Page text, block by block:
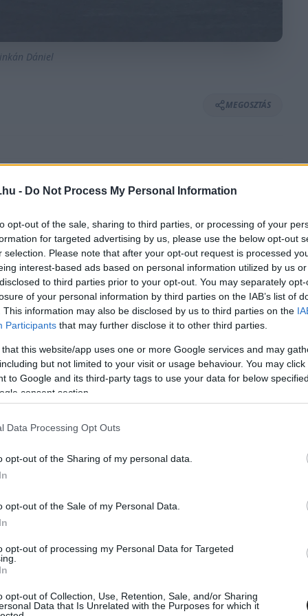
- Do Not Process My Personal Information
opt-out of the sale, sharing to third parties, or processing of your
for targeted advertising by us, please use the below opt-out
selection. Please note that after your opt-out request is processed
interest-based ads based on personal information utilized by us
to third parties prior to your opt-out. You may separately
of your personal information by third parties on the IAB’s list of
This information may also be disclosed by us to third parties on the
Participants that may further disclose it to other third parties.
that this website/app uses one or more Google services and may
but not limited to your visit or usage behaviour. You may
to Google and its third-party tags to use your data for below
consent section.
Data Processing Opt Outs
opt-out of the Sharing of my personal data.
opt-out of the Sale of my Personal Data.
opt-out of processing my Personal Data for Targeted
opt-out of Collection, Use, Retention, Sale, and/or Sharing
Data that Is Unrelated with the Purposes for which it
Dániel
MEGOSZTÁS
magyarországi fordulóját, a
Circuiten. A helyszínen tartózkodók pedig
volt a magyar motorsportban, annak is
legnagyobb presztízsű sorozata ugyanis
évtizedes kihagyás után hazánkba.
gyorsaságimotoros-vb vendégeskedett
Park Circuiten.
MotoGP Sports Entertainment Group
szerződést kötött a magyar féllel, ám
a csend. Ahhoz képest, hogy a 2025-ös
a 2026-os fordulóknál ez jó
hogy mindkettőt hónapokkal előbbre